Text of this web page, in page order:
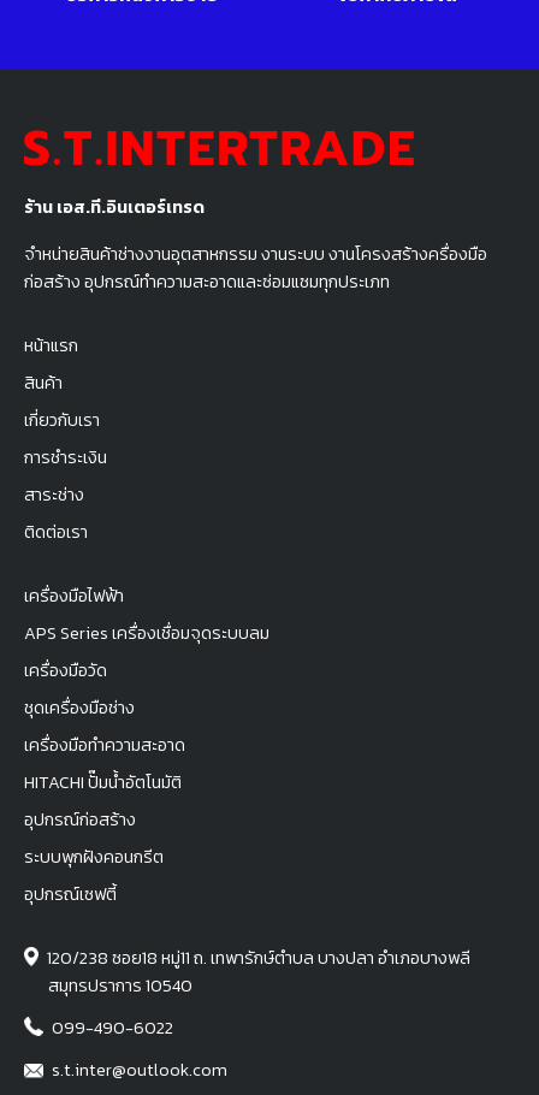
ร้าน เอส.ที.อินเตอร์เทรด
จำหน่ายสินค้าช่างงานอุตสาหกรรม งานระบบ งานโครงสร้างครื่องมือ
ก่อสร้าง อุปกรณ์ทำความสะอาดและซ่อมแซมทุกประเภท
หน้าแรก
สินค้า
เกี่ยวกับเรา
การชำระเงิน
สาระช่าง
ติดต่อเรา
เครื่องมือไฟฟ้า
APS Series เครื่องเชื่อมจุดระบบลม
เครื่องมือวัด
ชุดเครื่องมือช่าง
เครื่องมือทำความสะอาด
HITACHI ปั๊มน้ำอัตโนมัติ
อุปกรณ์ก่อสร้าง
ระบบพุกฝังคอนกรีต
อุปกรณ์เซฟตี้
120/238 ซอย18 หมู่11 ถ. เทพารักษ์ตำบล บางปลา อำเภอบางพลี
สมุทรปราการ 10540
099-490-6022
s.t.inter@outlook.com